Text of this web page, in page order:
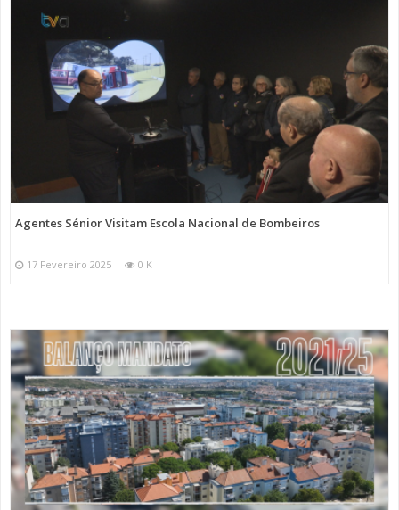
Agentes Sénior Visitam Escola Nacional de Bombeiros
17 Fevereiro 2025 0 K